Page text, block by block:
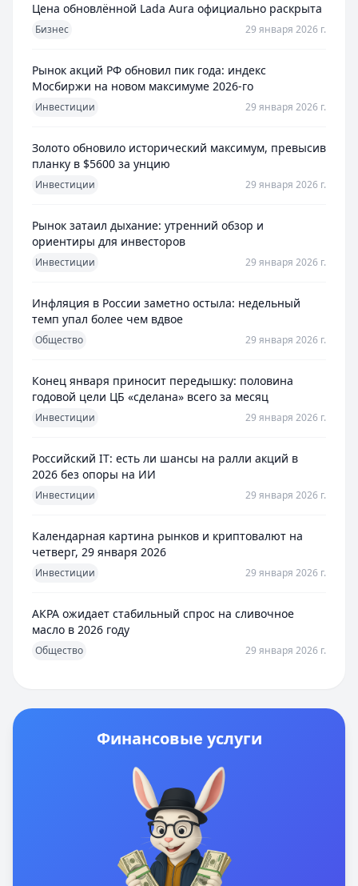
Цена обновлённой Lada Aura официально раскрыта
Бизнес 29 января 2026 г.
Рынок акций РФ обновил пик года: индекс
Мосбиржи на новом максимуме 2026-го
Инвестиции 29 января 2026 г.
Золото обновило исторический максимум, превысив
планку в $5600 за унцию
Инвестиции 29 января 2026 г.
Рынок затаил дыхание: утренний обзор и
ориентиры для инвесторов
Инвестиции 29 января 2026 г.
Инфляция в России заметно остыла: недельный
темп упал более чем вдвое
Общество 29 января 2026 г.
Конец января приносит передышку: половина
годовой цели ЦБ «сделана» всего за месяц
Инвестиции 29 января 2026 г.
Российский IT: есть ли шансы на ралли акций в
2026 без опоры на ИИ
Инвестиции 29 января 2026 г.
Календарная картина рынков и криптовалют на
четверг, 29 января 2026
Инвестиции 29 января 2026 г.
АКРА ожидает стабильный спрос на сливочное
масло в 2026 году
Общество 29 января 2026 г.
Финансовые услуги